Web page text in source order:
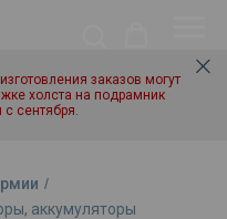
заказов могут
холста на подрамник
с сентября.
/
аккумуляторы